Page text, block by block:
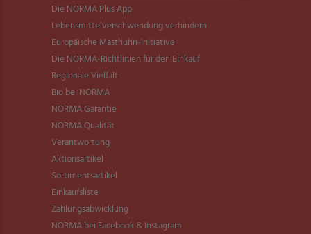
Die NORMA Plus App
Lebensmittel­verschwendung verhindern
Europäische Masthuhn-Initiative
Die NORMA-Richtlinien für den Einkauf
Regionale Vielfalt
Bio bei NORMA
NORMA Garantie
NORMA Qualität
Verantwortung
Aktionsartikel
Sortimentsartikel
Einkaufsliste
Zahlungsabwicklung
NORMA bei Facebook & Instagram